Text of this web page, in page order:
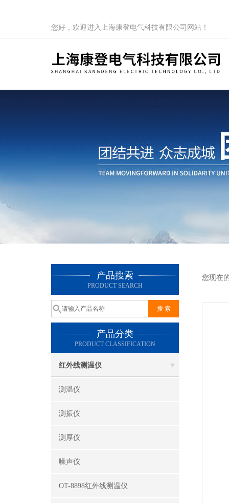
您好，欢迎进入上海康登电气科技有限公司网站！
产品搜索
PRODUCT SEARCH
产品分类
PRODUCT CLASSIFICATION
红外线测温仪
测温仪
测振仪
测厚仪
噪声仪
OT-8898红外线测温仪
您现在